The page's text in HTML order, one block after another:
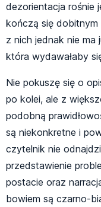
dezorientacja rośnie
kończą się dobitnym
z nich jednak nie ma
która wydawałaby
Nie pokuszę się o
po kolei, ale z
podobną
są niekonkretne i
czytelnik nie
przedstawienie
postacie oraz
bowiem są czarno-